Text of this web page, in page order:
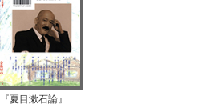
夏目漱石論』